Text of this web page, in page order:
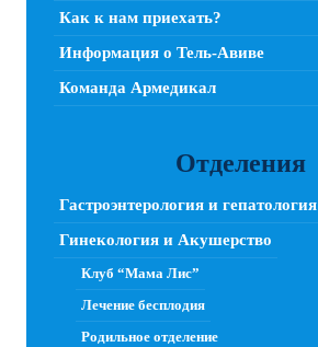
Как к нам приехать?
Информация о Тель-Авиве
Команда Армедикал
Отделения
Гастроэнтерология и гепатология
Гинекология и Акушерство
Клуб “Мама Лис”
Лечение бесплодия
Родильное отделение